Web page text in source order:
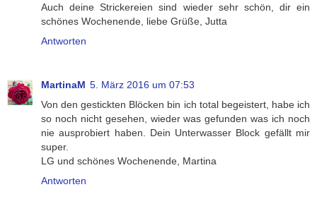
Auch deine Strickereien sind wieder sehr schön, dir ein
schönes Wochenende, liebe Grüße, Jutta
Antworten
MartinaM 5. März 2016 um 07:53
Von den gestickten Blöcken bin ich total begeistert, habe ich
so noch nicht gesehen, wieder was gefunden was ich noch
nie ausprobiert haben. Dein Unterwasser Block gefällt mir
super.
LG und schönes Wochenende, Martina
Antworten